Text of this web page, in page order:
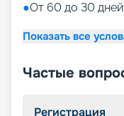
●От 60 до 30
Показать все
Частые
Регистрация